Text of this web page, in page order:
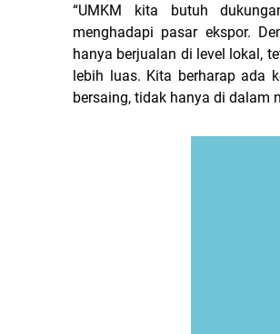
“UMKM kita butuh
menghadapi pasar ekspor.
hanya berjualan di level lokal,
lebih luas. Kita berharap ada
bersaing, tidak hanya di dalam